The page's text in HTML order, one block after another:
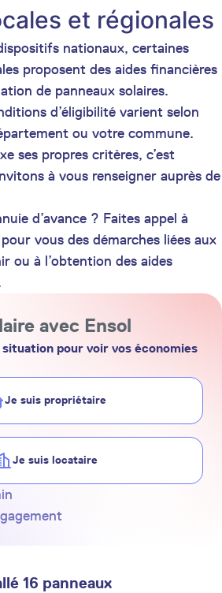
et régionales
nationaux, certaines
proposent des aides financières
de panneaux solaires.
d’éligibilité varient selon
ou votre commune.
ses propres critères, c’est
à vous renseigner auprès de
d’avance ? Faites appel à
vous des démarches liées aux
ou à l’obtention des aides
avec Ensol
pour voir vos économies
Je suis propriétaire
Je suis locataire
16 panneaux